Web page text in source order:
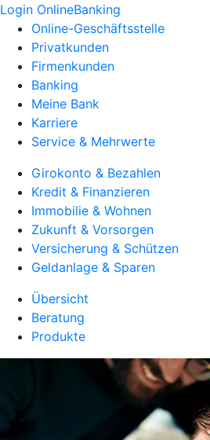
Login OnlineBanking
Online-Geschäftsstelle
Privatkunden
Firmenkunden
Banking
Meine Bank
Karriere
Service & Mehrwerte
Girokonto & Bezahlen
Kredit & Finanzieren
Immobilie & Wohnen
Zukunft & Vorsorgen
Versicherung & Schützen
Geldanlage & Sparen
Übersicht
Beratung
Produkte